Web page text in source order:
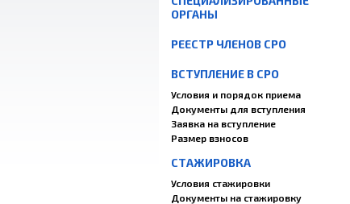
ОРГАНЫ
РЕЕСТР ЧЛЕНОВ СРО
ВСТУПЛЕНИЕ В СРО
Условия и порядок приема
Документы для вступления
Заявка на вступление
Размер взносов
СТАЖИРОВКА
Условия стажировки
Документы на стажировку